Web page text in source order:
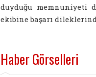
duyduğu memnuniyeti
ekibine başarı
Haber Görselleri